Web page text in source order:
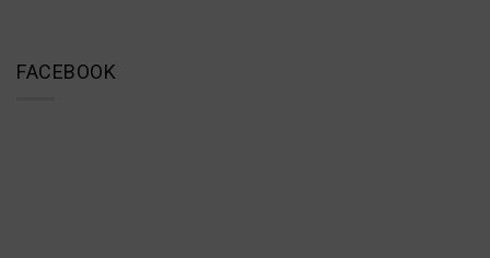
FACEBOOK